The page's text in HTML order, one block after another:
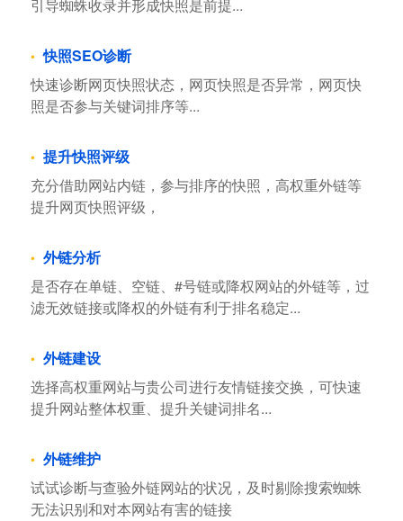
引导蜘蛛收录并形成快照是前提...
快照SEO诊断
快速诊断网页快照状态，网页快照是否异常，网页快
照是否参与关键词排序等...
提升快照评级
充分借助网站内链，参与排序的快照，高权重外链等
提升网页快照评级，
外链分析
是否存在单链、空链、#号链或降权网站的外链等，过
滤无效链接或降权的外链有利于排名稳定...
外链建设
选择高权重网站与贵公司进行友情链接交换，可快速
提升网站整体权重、提升关键词排名...
外链维护
试试诊断与查验外链网站的状况，及时剔除搜索蜘蛛
无法识别和对本网站有害的链接